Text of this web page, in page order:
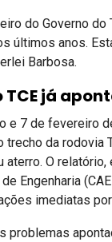
do Governo
últimos anos.
Barbosa.
TCE já
e 7 de fevereiro
trecho da rodovia
aterro. O
Engenharia
imediatas
problemas